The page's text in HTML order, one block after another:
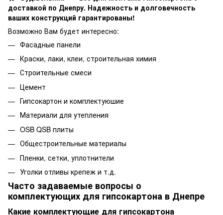
доставкой по Днепру. Надежность и долговечность
ваших конструкций гарантированы!
Возможно Вам будет интересно:
Фасадные панели
Краски, лаки, клеи, строительная химия
Строительные смеси
Цемент
Гипсокартон и комплектуюшие
Материали для утепления
OSB QSB плиты
Общестроительные материалы
Пленки, сетки, уплотнители
Уголки отливы крепеж и т.д.
Часто задаваемые вопросы о
комплектующих для гипсокартона в Днепре
Какие комплектующие для гипсокартона